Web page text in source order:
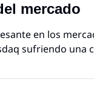
mercado
en los
sufriendo una